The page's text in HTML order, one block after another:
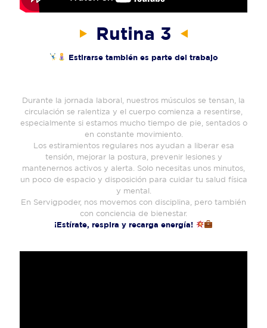
Rutina 3
Estirarse también es parte del trabajo
Durante la jornada laboral, nuestros músculos se tensan, la
circulación se ralentiza y el cuerpo comienza a resentirse,
especialmente si estamos mucho tiempo de pie, sentados o
en constante movimiento.
Los estiramientos regulares nos ayudan a liberar esa
tensión, mejorar la postura, prevenir lesiones y
mantenernos activos y alerta. Solo necesitas unos minutos,
un poco de espacio y disposición para cuidar tu salud física
y mental.
En Servigpoder, nos movemos con disciplina, pero también
con conciencia de bienestar.
¡Estírate, respira y recarga energía!